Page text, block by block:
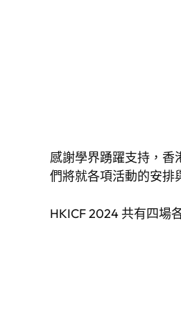
感謝學界踴躍支持，香
們將就各項活動的安排
HKICF 2024 共有四場